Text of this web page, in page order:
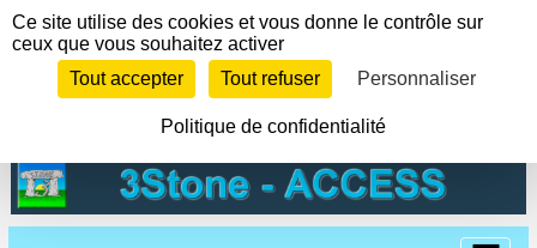
Panneau de gestion des cookies
Ce site utilise des cookies et vous donne le contrôle sur
ceux que vous souhaitez activer
Tout accepter
Tout refuser Personnaliser
Politique de confidentialité